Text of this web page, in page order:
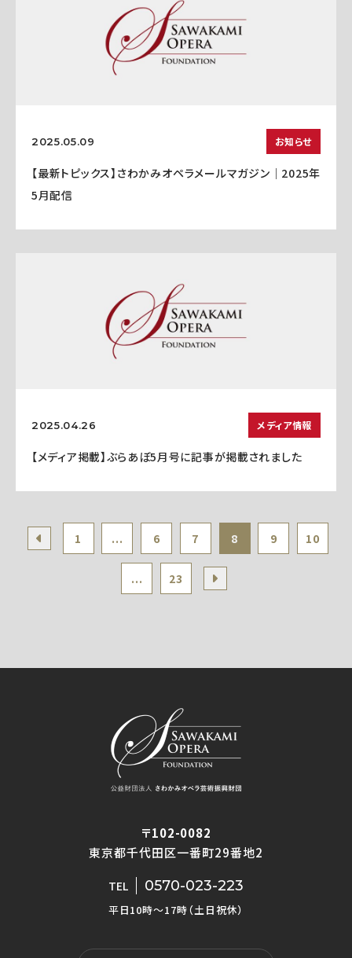
2025.05.09 お知らせ
【最新トピックス】さわかみオペラメールマガジン｜2025年
5月配信
2025.04.26 メディア情報
【メディア掲載】ぶらあぼ5月号に記事が掲載されました
1 ... 6 7 8 9 10
... 23
〒102-0082
東京都千代田区一番町29番地2
TEL 0570-023-223
平日10時〜17時（土日祝休）